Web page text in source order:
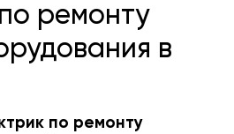
ремонту
в
по ремонту